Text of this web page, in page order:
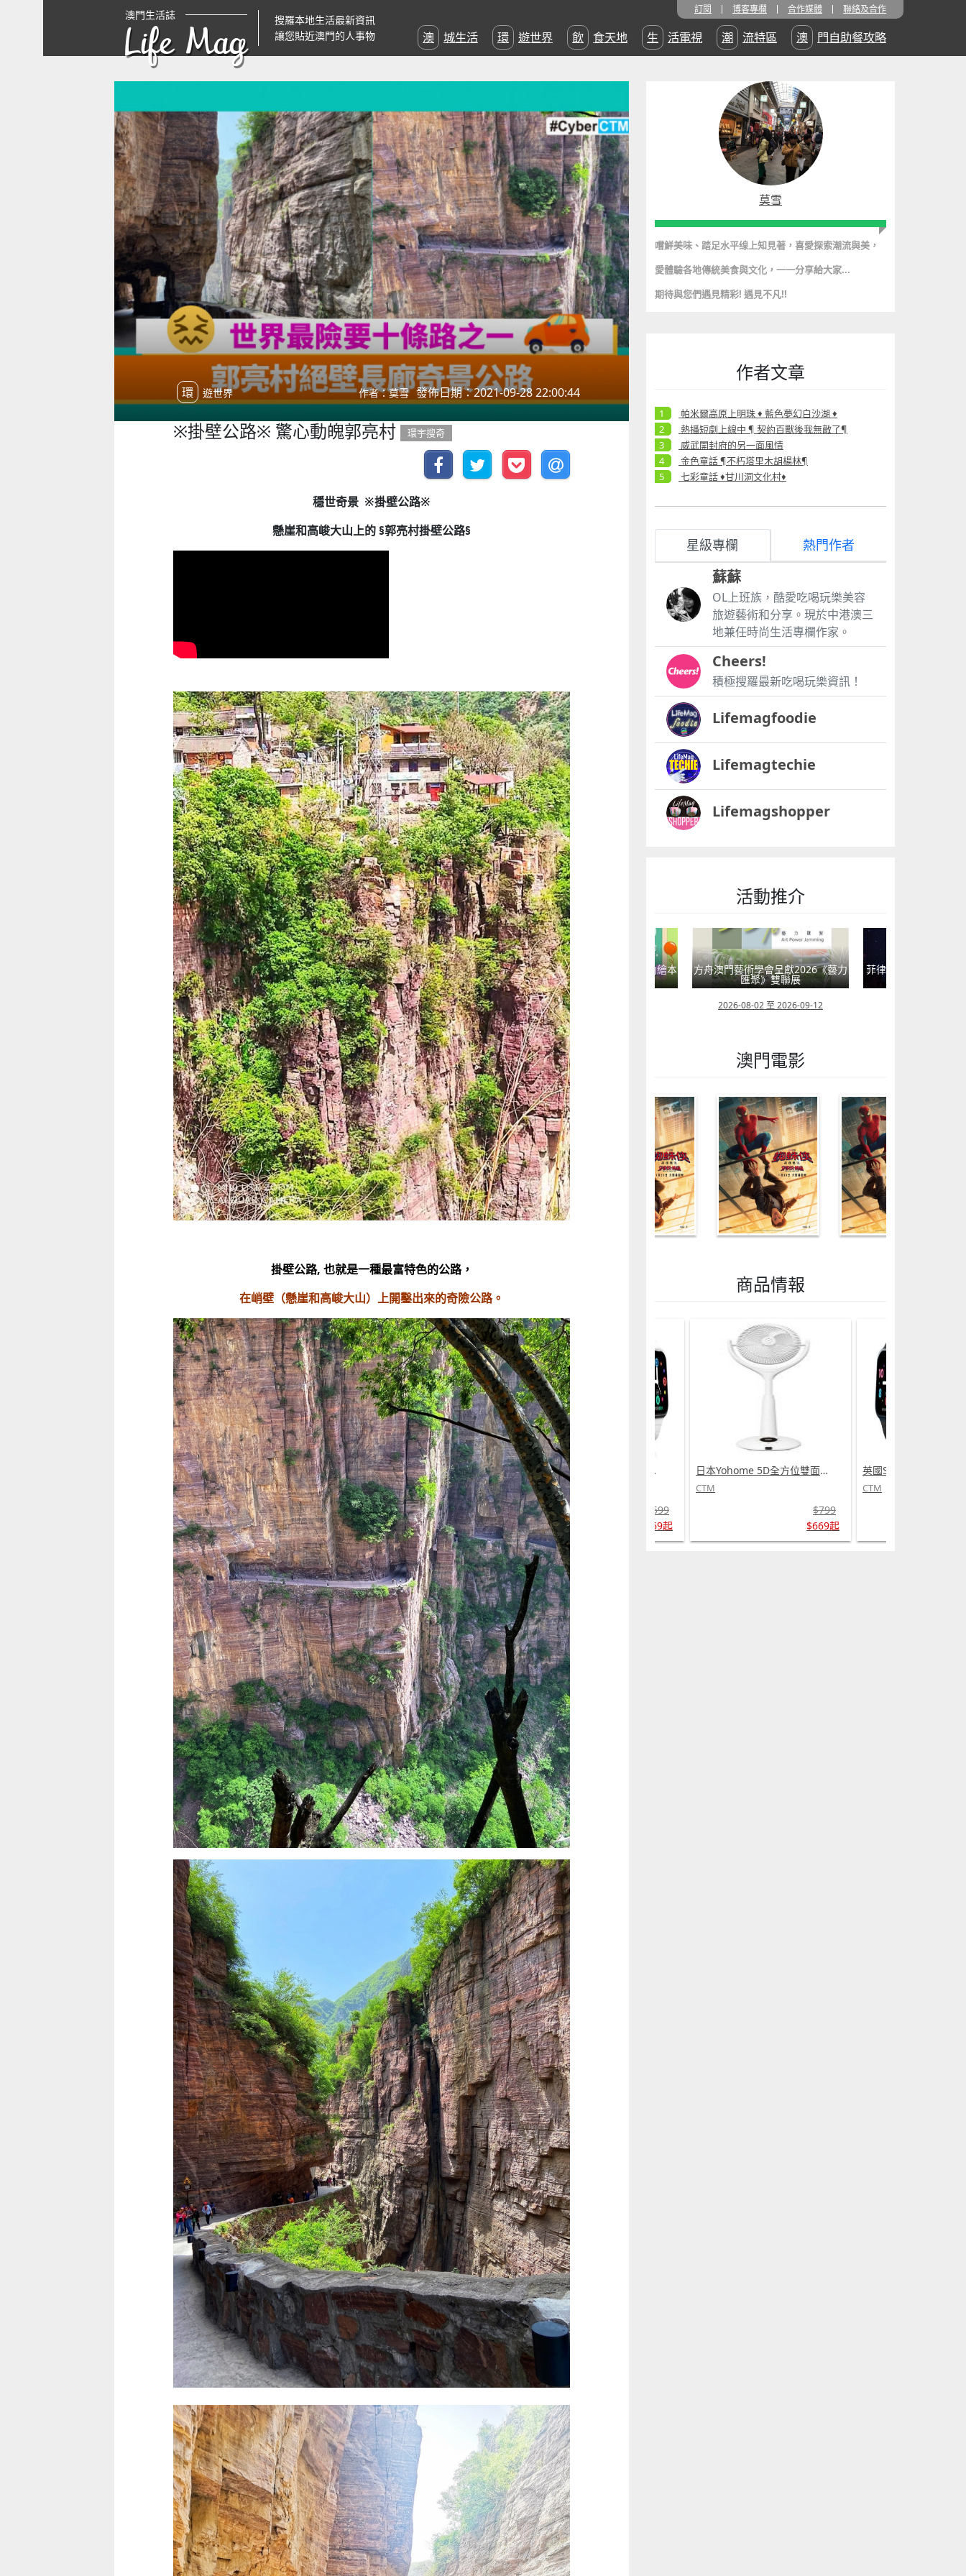
澳門生活誌
Life Mag
搜羅本地生活最新資訊
讓您貼近澳門的人事物
訂閱 博客專欄 合作媒體 聯絡及合作
澳城生活 環遊世界 飲食天地 生活電視 潮流特區 澳門自助餐攻略
環遊世界 作者：莫雪 發佈日期：2021-09-28 22:00:44
※掛壁公路※ 驚心動魄郭亮村 環宇搜奇
穩世奇景 ※掛壁公路※
懸崖和高峻大山上的 §郭亮村掛壁公路§
掛壁公路, 也就是一種最富特色的公路，
在峭壁（懸崖和高峻大山）上開鑿出來的奇險公路。
莫雪
嚐鮮美味、踏足水平缐上知見著， 喜愛探索潮流與美 ，
愛體驗各地傳統美食與文化， 一一分享給大家...
期待與您們遇見精彩! 遇見不凡!!
作者文章
帕米爾高原上明珠 ♦ 藍色夢幻白沙湖 ♦
熱播短劇上線中 ¶ 契約百獸後我無敵了¶
威武開封府的另一面風情
金色童話 ¶不朽塔里木胡楊林¶
七彩童話 ♦甘川洞文化村♦
星級專欄 熱門作者
蘇蘇
OL上班族，酷愛吃喝玩樂美容
旅遊藝術和分享。現於中港澳三
地兼任時尚生活專欄作家。
Cheers!
積極搜羅最新吃喝玩樂資訊！
Lifemagfoodie
Lifemagtechie
Lifemagshopper
活動推介
小眼晴「聽」大世界
2026-07-11 至 2026-08-29
童心探秘澳門的“中國第一”系列──
西式大學
2026-07-11 至 2026-08-08
嬰幼兒親子閱讀推廣活動-嬰幼繪本
2026-07-11 至 2026-08-23
方舟澳門藝術學會呈獻2026《藝力
匯聚》雙聯展
2026-08-02 至 2026-09-12
菲律賓亮點文創活動
澳門電影
商品情報
日本Yohome 5D全方位雙面雙葉對流淨化智能語音伸縮循環扇 PRO (需訂貨)
CTM
$799
$669起
英國SKIDY SmartEdu智伴高清流暢五重定位遠控180°旋攝雙向視頻海外適配兒童智能手錶PRO (需訂貨)
CTM
$599
$569起
日本Yohome 5D全方位雙面雙葉對流淨化智能語音伸縮循環扇 PRO (需訂貨)
CTM
$799
$669起
CTM